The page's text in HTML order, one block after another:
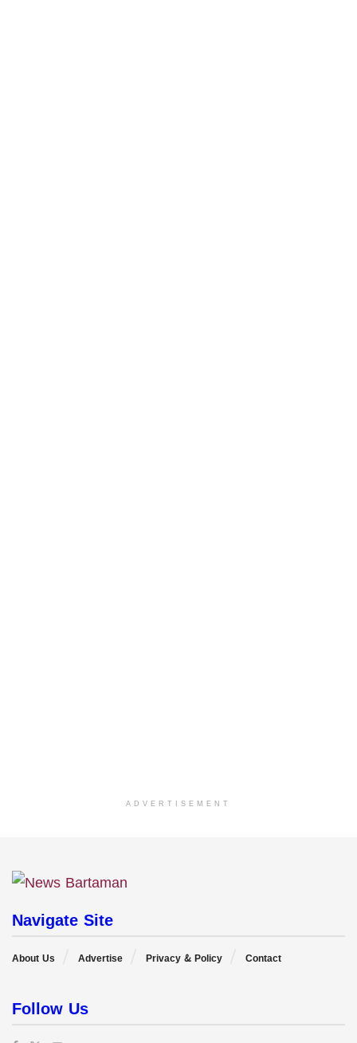
ADVERTISEMENT
Navigate Site
About Us Advertise Privacy & Policy Contact
Follow Us